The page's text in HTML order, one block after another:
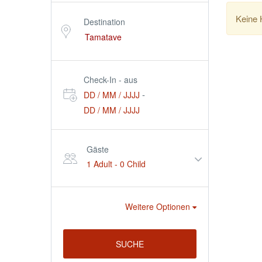
Destination
Check-In - aus
DD / MM / JJJJ -
DD / MM / JJJJ
Gäste
1 Adult - 0 Child
Weitere Optionen
SUCHE
Keine